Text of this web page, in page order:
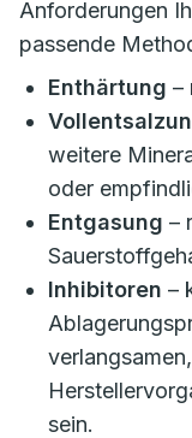
Anforderungen
passende
Enthärtung –
weitere
oder
Entgasung –
Inhibitoren –
sein.